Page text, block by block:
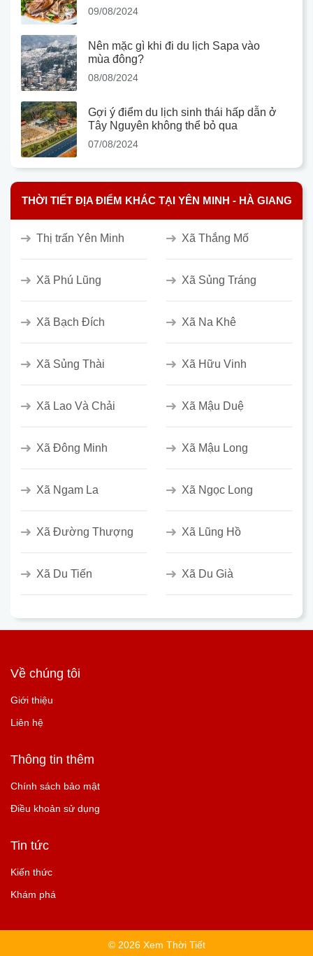
09/08/2024
Nên mặc gì khi đi du lịch Sapa vào
mùa đông?
08/08/2024
Gợi ý điểm du lịch sinh thái hấp dẫn ở
Tây Nguyên không thể bỏ qua
07/08/2024
THỜI TIẾT ĐỊA ĐIỂM KHÁC TẠI YÊN MINH - HÀ GIANG
Thị trấn Yên Minh Xã Thắng Mố
Xã Phú Lũng Xã Sủng Tráng
Xã Bạch Đích Xã Na Khê
Xã Sủng Thài Xã Hữu Vinh
Xã Lao Và Chải Xã Mậu Duệ
Xã Đông Minh Xã Mậu Long
Xã Ngam La Xã Ngọc Long
Xã Đường Thượng Xã Lũng Hồ
Xã Du Tiến Xã Du Già
Về chúng tôi
Giới thiệu
Liên hệ
Thông tin thêm
Chính sách bảo mật
Điều khoản sử dụng
Tin tức
Kiến thức
Khám phá
© 2026 Xem Thời Tiết